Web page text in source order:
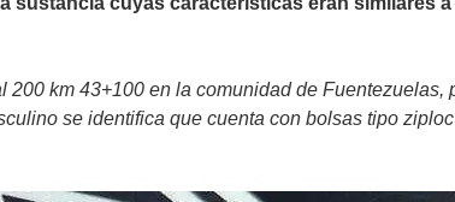
km 43+100 en la comunidad de Fuentezuelas,
se identifica que cuenta con bolsas tipo